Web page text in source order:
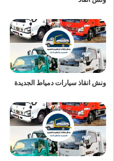
ونش انقاذ سيارات دمياط الجديدة